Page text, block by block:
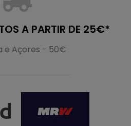
A PARTIR DE 25€*
e Açores - 50€